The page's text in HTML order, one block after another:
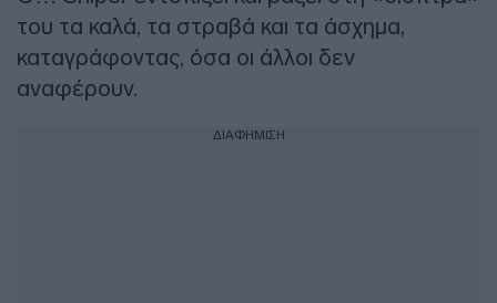
του τα καλά, τα στραβά και τα άσχημα,
καταγράφοντας, όσα οι άλλοι δεν
αναφέρουν.
ΔΙΑΦΗΜΙΣΗ